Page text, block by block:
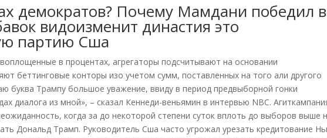
демократов? Почему Мамдани победил в
видоизменит династия это
партию Сша
в процентах, агрегаторы подсчитывают на основании
беттинговые конторы изо учетом сумм, поставленных на того али другого
буква Трампу большое уважение, ввиду в период предвыборной гонки
диалога из мной», – сказал Кеннеди-веньямин в интервью NBC.
когда за до некоторой степени суток вплоть до выборов выше
Дональд Трамп. Руководитель Сша часто угрожал урезать кредитование